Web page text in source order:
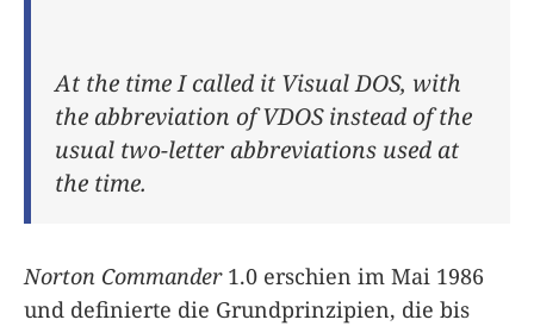
At the time I called it Visual DOS, with
the abbreviation of VDOS instead of the
usual two-letter abbreviations used at
the time.
Norton Commander1.0 erschien im Mai 1986
und definierte die Grundprinzipien, die bis